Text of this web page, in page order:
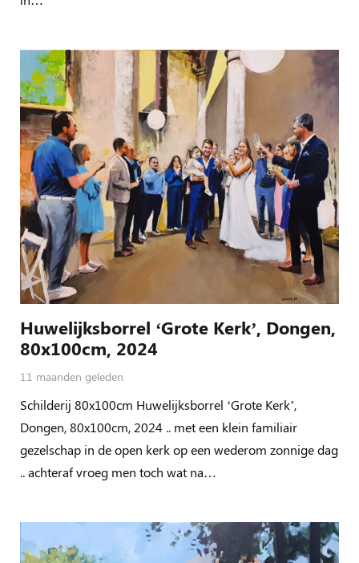
Huwelijksborrel ‘Grote Kerk’, Dongen,
80x100cm, 2024
11 maanden geleden
Schilderij 80x100cm Huwelijksborrel ‘Grote Kerk’,
Dongen, 80x100cm, 2024 .. met een klein familiair
gezelschap in de open kerk op een wederom zonnige dag
.. achteraf vroeg men toch wat na…